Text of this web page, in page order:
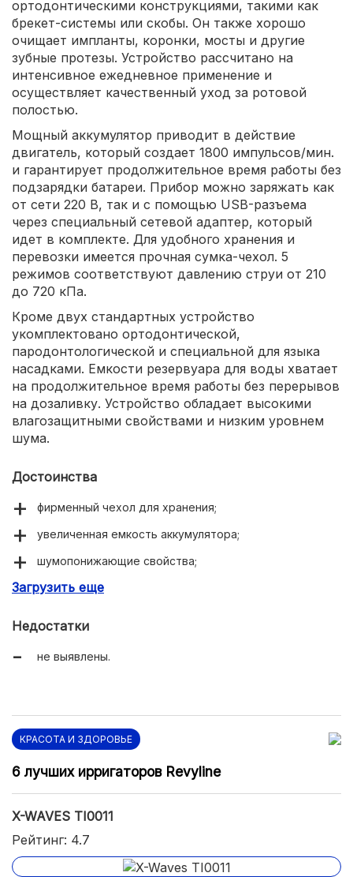
ортодонтическими конструкциями, такими как
брекет-системы или скобы. Он также хорошо
очищает импланты, коронки, мосты и другие
зубные протезы. Устройство рассчитано на
интенсивное ежедневное применение и
осуществляет качественный уход за ротовой
полостью.
Мощный аккумулятор приводит в действие
двигатель, который создает 1800 импульсов/мин.
и гарантирует продолжительное время работы без
подзарядки батареи. Прибор можно заряжать как
от сети 220 В, так и с помощью USB-разъема
через специальный сетевой адаптер, который
идет в комплекте. Для удобного хранения и
перевозки имеется прочная сумка-чехол. 5
режимов соответствуют давлению струи от 210
до 720 кПа.
Кроме двух стандартных устройство
укомплектовано ортодонтической,
пародонтологической и специальной для языка
насадками. Емкости резервуара для воды хватает
на продолжительное время работы без перерывов
на дозаливку. Устройство обладает высокими
влагозащитными свойствами и низким уровнем
шума.
Достоинства
фирменный чехол для хранения;
увеличенная емкость аккумулятора;
шумопонижающие свойства;
защита от проникновения влаги.
Загрузить еще
Недостатки
не выявлены.
КРАСОТА И ЗДОРОВЬЕ
6 лучших ирригаторов Revyline
X-WAVES TI0011
Рейтинг: 4.7